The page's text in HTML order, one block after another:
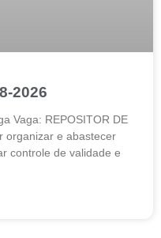
2026
Vaga: REPOSITOR DE
organizar e abastecer
controle de validade e